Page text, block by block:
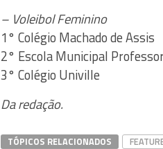
– Voleibol Feminino
1° Colégio Machado de Assis
2° Escola Municipal
3° Colégio Univille
Da redação.
TÓPICOS RELACIONADOS